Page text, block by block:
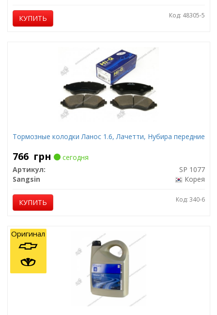
КУПИТЬ Код: 48305-5
Тормозные колодки Ланос 1.6, Лачетти, Нубира передние
766 грн
сегодня
Артикул:
SP 1077
Sangsin
Корея
КУПИТЬ Код: 340-6
Оригинал